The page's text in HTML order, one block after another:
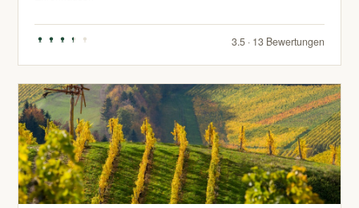
3.5 · 13 Bewertungen